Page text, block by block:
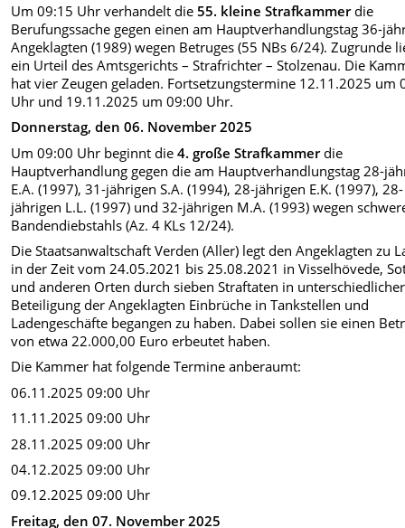
Um 09:15 Uhr verhandelt die55. kleine Strafkammerdie
Berufungssache gegen einen am Hauptverhandlungstag 36-
Angeklagten (1989) wegen Betruges (55 NBs 6/24). Zugrunde
ein Urteil des Amtsgerichts – Strafrichter – Stolzenau. Die
hat vier Zeugen geladen. Fortsetzungstermine 12.11.2025 um
Uhr und 19.11.2025 um 09:00 Uhr.
Donnerstag, den 06. November 2025
Um 09:00 Uhr beginnt die4. große Strafkammerdie
Hauptverhandlung gegen die am Hauptverhandlungstag 28-
E.A. (1997), 31-jährigen S.A. (1994), 28-jährigen E.K. (1997), 28-
jährigen L.L. (1997) und 32-jährigen M.A. (1993) wegen
Bandendiebstahls (Az. 4 KLs 12/24).
Die Staatsanwaltschaft Verden (Aller) legt den Angeklagten zu
in der Zeit vom 24.05.2021 bis 25.08.2021 in Visselhövede,
und anderen Orten durch sieben Straftaten in unterschiedlicher
Beteiligung der Angeklagten Einbrüche in Tankstellen und
Ladengeschäfte begangen zu haben. Dabei sollen sie einen
von etwa 22.000,00 Euro erbeutet haben.
Die Kammer hat folgende Termine anberaumt:
06.11.2025 09:00 Uhr
11.11.2025 09:00 Uhr
28.11.2025 09:00 Uhr
04.12.2025 09:00 Uhr
09.12.2025 09:00 Uhr
Freitag, den 07. November 2025